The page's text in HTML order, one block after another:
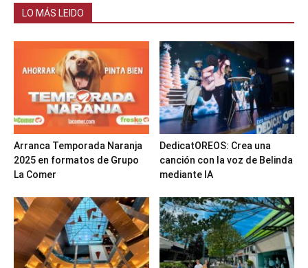
LO MÁS LEIDO
Arranca Temporada Naranja
2025 en formatos de Grupo
La Comer
DedicatOREOS: Crea una
canción con la voz de Belinda
mediante IA